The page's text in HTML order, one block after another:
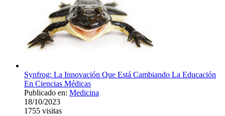
Synfrog: La Innovación Que Está Cambiando La Educación
En Ciencias Médicas
Publicado en: Medicina
18/10/2023
1755 visitas